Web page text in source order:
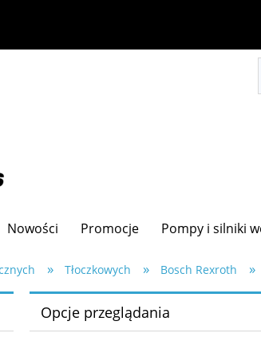
Nowości Promocje Pompy i silniki
» Tłoczkowych » Bosch Rexroth »
Opcje przeglądania